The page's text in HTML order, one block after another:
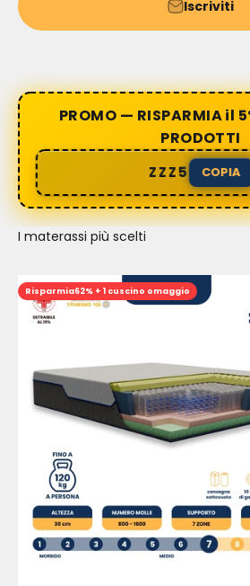
Iscriviti
PROMO — RISPARMIA il
PRODOTTI
ZZZ5 COPIA
I materassi più scelti
Risparmia62% + 1 cuscino omaggio